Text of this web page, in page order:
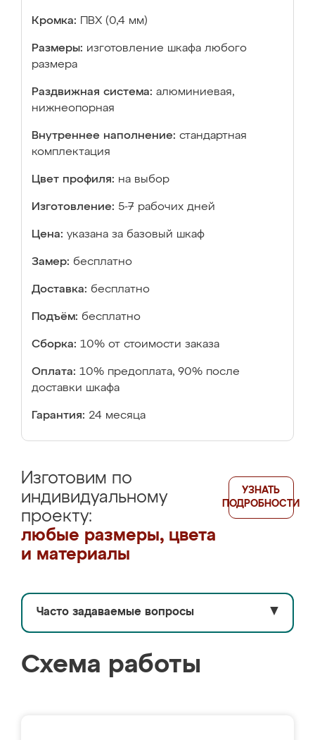
Кромка: ПВХ (0,4 мм)
Размеры: изготовление шкафа любого
размера
Раздвижная система: алюминиевая,
нижнеопорная
Внутреннее наполнение: стандартная
комплектация
Цвет профиля: на выбор
Изготовление: 5-7 рабочих дней
Цена: указана за базовый шкаф
Замер: бесплатно
Доставка: бесплатно
Подъём: бесплатно
Сборка: 10% от стоимости заказа
Оплата: 10% предоплата, 90% после
доставки шкафа
Гарантия: 24 месяца
Изготовим по
индивидуальному
проекту:
любые размеры, цвета
и материалы
УЗНАТЬ
ПОДРОБНОСТИ
Часто задаваемые вопросы ▼
Схема работы